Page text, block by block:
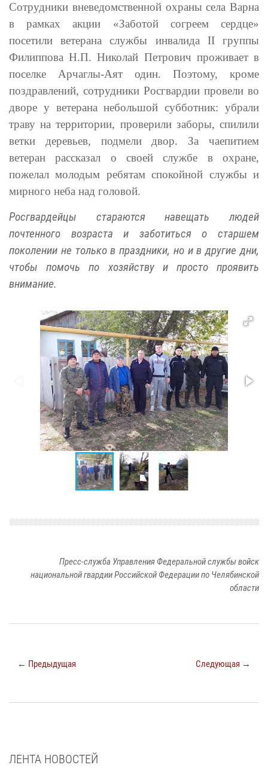
Сотрудники вневедомственной охраны села Варна
в рамках акции «Заботой согреем сердце»
посетили ветерана службы инвалида II группы
Филиппова Н.П. Николай Петрович проживает в
поселке Арчаглы-Аят один. Поэтому, кроме
поздравлений, сотрудники Росгвардии провели во
дворе у ветерана небольшой субботник: убрали
траву на территории, проверили заборы, спилили
ветки деревьев, подмели двор. За чаепитием
ветеран рассказал о своей службе в охране,
пожелал молодым ребятам спокойной службы и
мирного неба над головой.
Росгвардейцы стараются навещать людей
почтенного возраста и заботиться о старшем
поколении не только в праздники, но и в другие дни,
чтобы помочь по хозяйству и просто проявить
внимание.
Пресс-служба Управления Федеральной службы войск
национальной гвардии Российской Федерации по Челябинской
области
← Предыдущая Следующая →
ЛЕНТА НОВОСТЕЙ